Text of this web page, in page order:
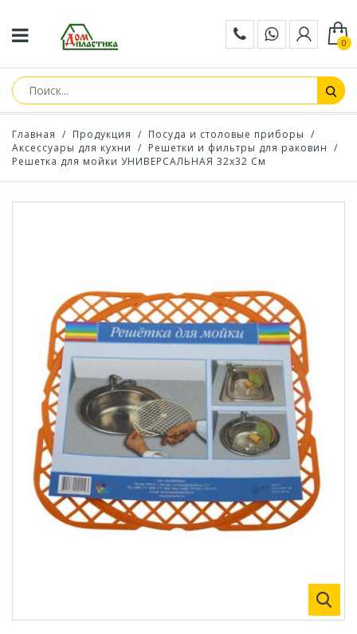
0
Главная / Продукция / Посуда и столовые приборы /
Аксессуары для кухни / Решетки и фильтры для раковин /
Решетка для мойки УНИВЕРСАЛЬНАЯ 32х32 См